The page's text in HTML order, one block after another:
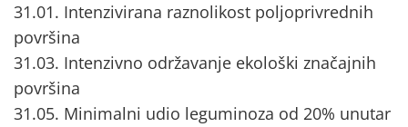
31.01. Intenzivirana raznolikost poljoprivrednih
površina
31.03. Intenzivno održavanje ekološki značajnih
površina
31.05. Minimalni udio leguminoza od 20% unutar